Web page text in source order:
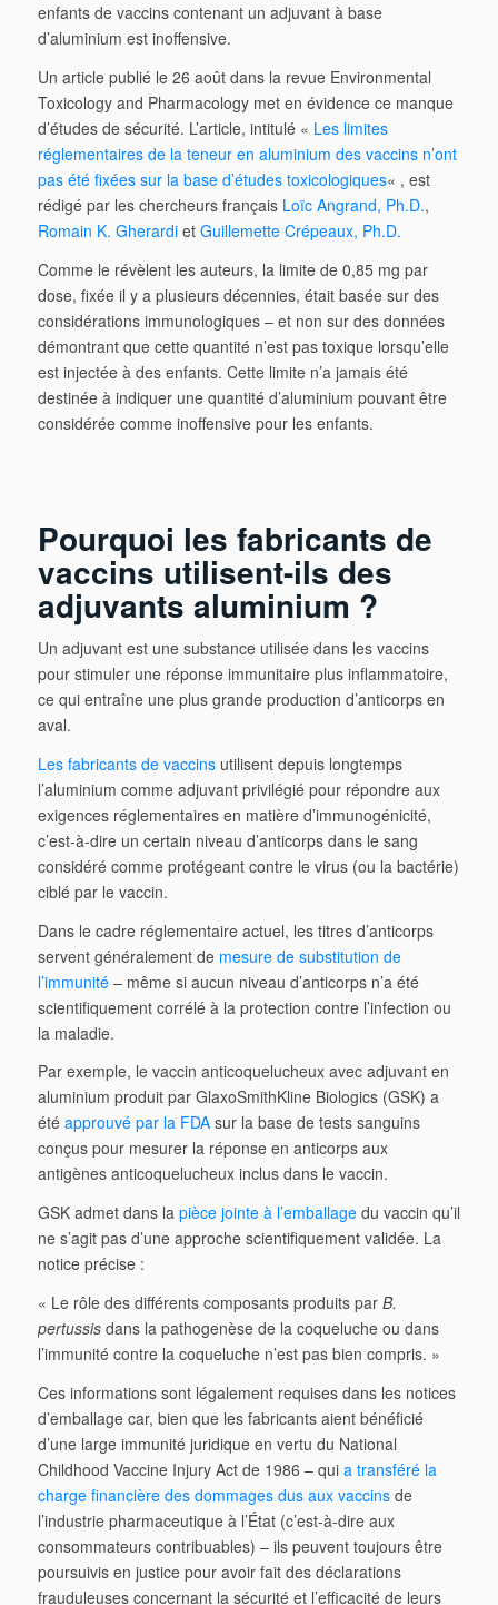
enfants de vaccins contenant un adjuvant à base
d’aluminium est inoffensive.
Un article publié le 26 août dans la revue Environmental
Toxicology and Pharmacology met en évidence ce manque
d’études de sécurité. L’article, intitulé « Les limites
réglementaires de la teneur en aluminium des vaccins n’ont
pas été fixées sur la base d’études toxicologiques« , est
rédigé par les chercheurs français Loïc Angrand, Ph.D.,
Romain K. Gherardiet Guillemette Crépeaux, Ph.D.
Comme le révèlent les auteurs, la limite de 0,85 mg par
dose, fixée il y a plusieurs décennies, était basée sur des
considérations immunologiques – et non sur des données
démontrant que cette quantité n’est pas toxique lorsqu’elle
est injectée à des enfants. Cette limite n’a jamais été
destinée à indiquer une quantité d’aluminium pouvant être
considérée comme inoffensive pour les enfants.
Pourquoi les fabricants de
vaccins utilisent-ils des
adjuvants aluminium ?
Un adjuvant est une substance utilisée dans les vaccins
pour stimuler une réponse immunitaire plus inflammatoire,
ce qui entraîne une plus grande production d’anticorps en
aval.
Les fabricants de vaccinsutilisent depuis longtemps
l’aluminium comme adjuvant privilégié pour répondre aux
exigences réglementaires en matière d’immunogénicité,
c’est-à-dire un certain niveau d’anticorps dans le sang
considéré comme protégeant contre le virus (ou la bactérie)
ciblé par le vaccin.
Dans le cadre réglementaire actuel, les titres d’anticorps
servent généralement de mesure de substitution de
l’immunité– même si aucun niveau d’anticorps n’a été
scientifiquement corrélé à la protection contre l’infection ou
la maladie.
Par exemple, le vaccin anticoquelucheux avec adjuvant en
aluminium produit par GlaxoSmithKline Biologics (GSK) a
été approuvé par la FDAsur la base de tests sanguins
conçus pour mesurer la réponse en anticorps aux
antigènes anticoquelucheux inclus dans le vaccin.
GSK admet dans la pièce jointe à l’emballagedu vaccin qu’il
ne s’agit pas d’une approche scientifiquement validée. La
notice précise :
« Le rôle des différents composants produits par B.
pertussisdans la pathogenèse de la coqueluche ou dans
l’immunité contre la coqueluche n’est pas bien compris. »
Ces informations sont légalement requises dans les notices
d’emballage car, bien que les fabricants aient bénéficié
d’une large immunité juridique en vertu du National
Childhood Vaccine Injury Act de 1986 – qui a transféré la
charge financière des dommages dus aux vaccinsde
l’industrie pharmaceutique à l’État (c’est-à-dire aux
consommateurs contribuables) – ils peuvent toujours être
poursuivis en justice pour avoir fait des déclarations
frauduleuses concernant la sécurité et l’efficacité de leurs